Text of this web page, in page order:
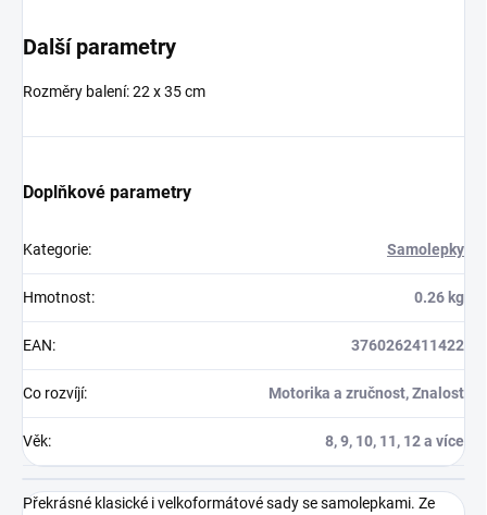
Další parametry
Rozměry balení:22 x 35 cm
Doplňkové parametry
Kategorie: Samolepky
Hmotnost: 0.26 kg
EAN: 3760262411422
Co rozvíjí: Motorika a zručnost, Znalost
Věk: 8, 9, 10, 11, 12 a více
Překrásné klasické i velkoformátové sady se samolepkami. Ze